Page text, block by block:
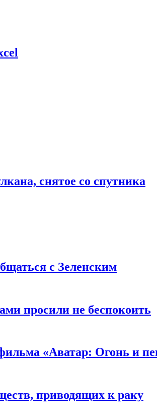
снятое со спутника
с Зеленским
просили не беспокоить
«Аватар: Огонь и
приводящих к раку